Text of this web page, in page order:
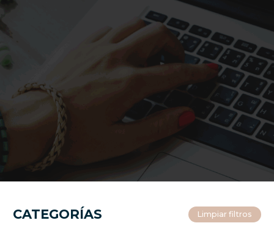
CATEGORÍAS Limpiar filtros